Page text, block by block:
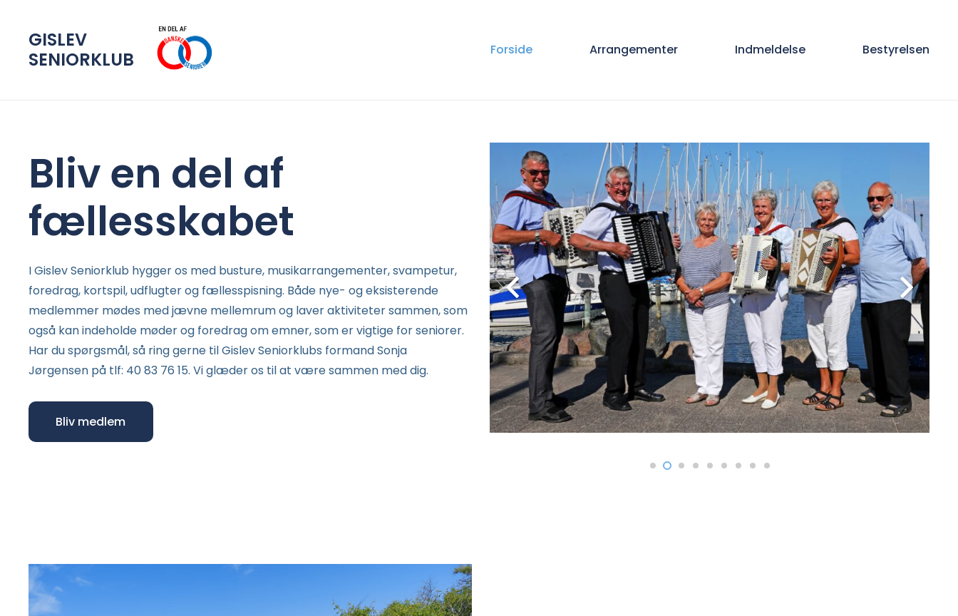
GISLEV
SENIORKLUB
Forside Arrangementer Indmeldelse Bestyrelsen
Bliv en del af
fællesskabet
I Gislev Seniorklub hygger os med busture, musikarrangementer, svampetur,
foredrag, kortspil, udflugter og fællesspisning. Både nye- og eksisterende
medlemmer mødes med jævne mellemrum og laver aktiviteter sammen, som
også kan indeholde møder og foredrag om emner, som er vigtige for seniorer.
Har du spørgsmål, så ring gerne til Gislev Seniorklubs formand Sonja
Jørgensen på tlf: 40 83 76 15. Vi glæder os til at være sammen med dig.
Bliv medlem